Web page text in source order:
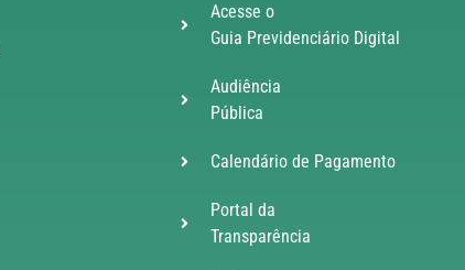
Acesse o
Guia Previdenciário Digital
Audiência
Pública
Calendário de Pagamento
Portal da
Transparência